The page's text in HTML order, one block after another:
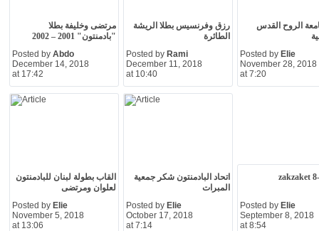
مرتضى وخليفة بطلا
"بادمنتون" 2001 – 2002
Posted by Abdo
December 14, 2018
at 17:42
رزق وفرنسيس بطلا الريشة
الطائرة
Posted by Rami
December 11, 2018
at 10:40
الروح القدس
Posted by Elie
November 28, 2018
at 7:20
القاب بطولة لبنان للبادمنتون
لعلوان ومرتضى
Posted by Elie
November 5, 2018
at 13:06
اتحاد البادمنتون شكر جمعية
المبرات
Posted by Elie
October 17, 2018
at 7:14
zakzaket
Posted by Elie
September 8, 2018
at 8:54